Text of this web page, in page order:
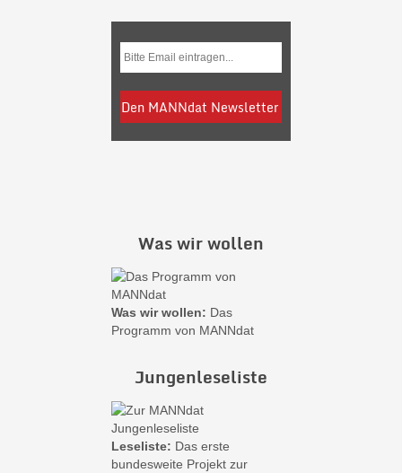
Was wir wollen
Was wir wollen: Das
Programm von MANNdat
Jungenleseliste
Leseliste: Das erste
bundesweite Projekt zur